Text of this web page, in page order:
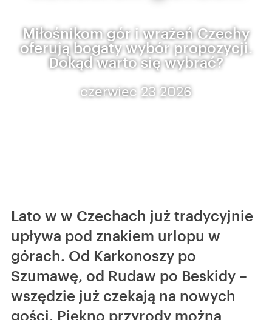
Miłośnikom gór i wrażeń Czechy
oferują bogaty wybór propozycji.
Dokąd warto się wybrać?
czerwiec 23 2026
Lato w w Czechach już tradycyjnie
upływa pod znakiem urlopu w
górach. Od Karkonoszy po
Szumawę, od Rudaw po Beskidy –
wszędzie już czekają na nowych
gości. Piękno przyrody można